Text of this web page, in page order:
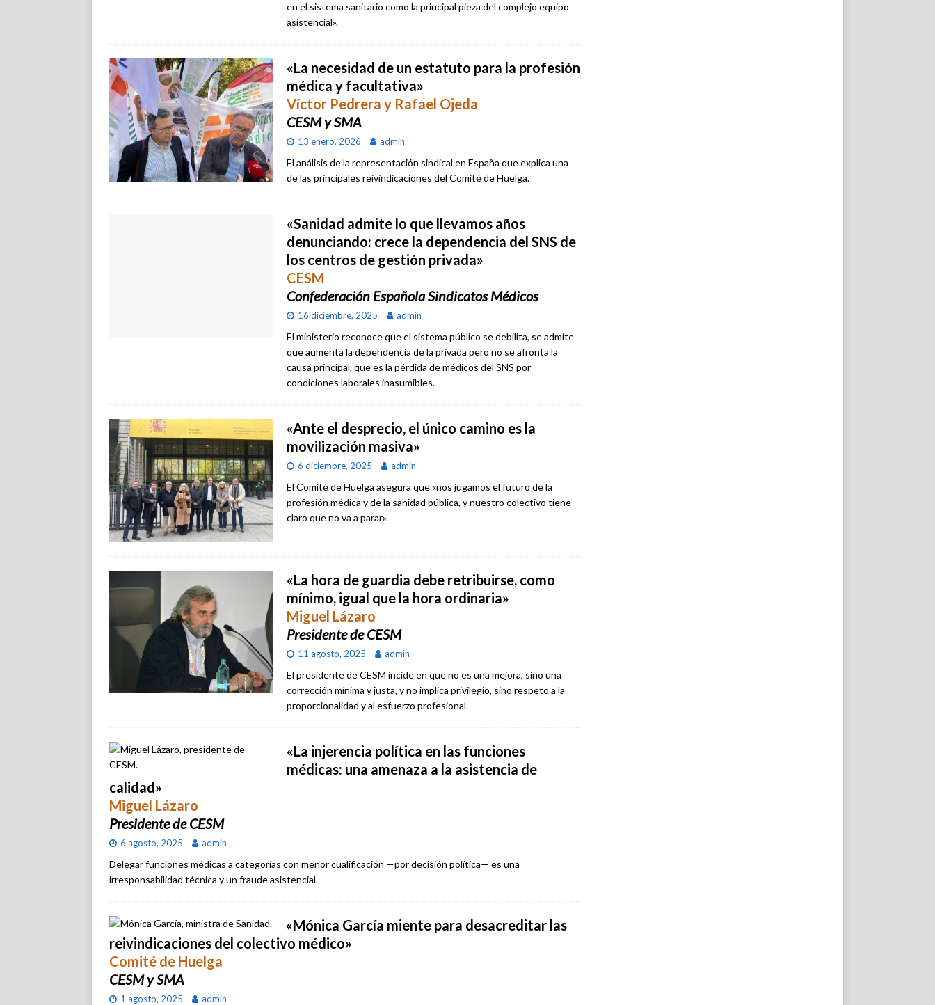
en el sistema sanitario como la principal pieza del complejo equipo
asistencial».
«La necesidad de un estatuto para la profesión
médica y facultativa»
Víctor Pedrera y Rafael Ojeda
CESM y SMA
13 enero, 2026 admin
El análisis de la representación sindical en España que explica una
de las principales reivindicaciones del Comité de Huelga.
«Sanidad admite lo que llevamos años
denunciando: crece la dependencia del SNS de
los centros de gestión privada»
CESM
Confederación Española Sindicatos Médicos
16 diciembre, 2025 admin
El ministerio reconoce que el sistema público se debilita, se admite
que aumenta la dependencia de la privada pero no se afronta la
causa principal, que es la pérdida de médicos del SNS por
condiciones laborales inasumibles.
«Ante el desprecio, el único camino es la
movilización masiva»
6 diciembre, 2025 admin
El Comité de Huelga asegura que «nos jugamos el futuro de la
profesión médica y de la sanidad pública, y nuestro colectivo tiene
claro que no va a parar».
«La hora de guardia debe retribuirse, como
mínimo, igual que la hora ordinaria»
Miguel Lázaro
Presidente de CESM
11 agosto, 2025 admin
El presidente de CESM incide en que no es una mejora, sino una
corrección mínima y justa, y no implica privilegio, sino respeto a la
proporcionalidad y al esfuerzo profesional.
«La injerencia política en las funciones
médicas: una amenaza a la asistencia de
calidad»
Miguel Lázaro
Presidente de CESM
6 agosto, 2025 admin
Delegar funciones médicas a categorías con menor cualificación —por decisión política— es una
irresponsabilidad técnica y un fraude asistencial.
«Mónica García miente para desacreditar las
reivindicaciones del colectivo médico»
Comité de Huelga
CESM y SMA
1 agosto, 2025 admin